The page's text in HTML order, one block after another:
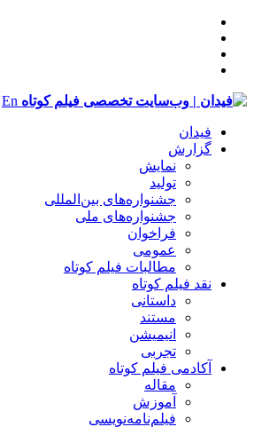
En
فیدان
گزارش
نمایش
تولید
‌‌جشنواره‌های بین‌المللی
جشنواره‌های ملی
فراخوان
عمومی
مطالبات فیلم کوتاه
نقد فیلم کوتاه
داستانی
مستند
انیمیشن
تجربی
آکادمی فیلم کوتاه
مقاله
آموزش
فیلم‌نامه‌نویسی